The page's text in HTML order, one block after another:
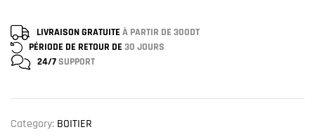
LIVRAISON GRATUITE À PARTIR DE 300DT
PÉRIODE DE RETOUR DE 30 JOURS
24/7SUPPORT
Category: BOITIER